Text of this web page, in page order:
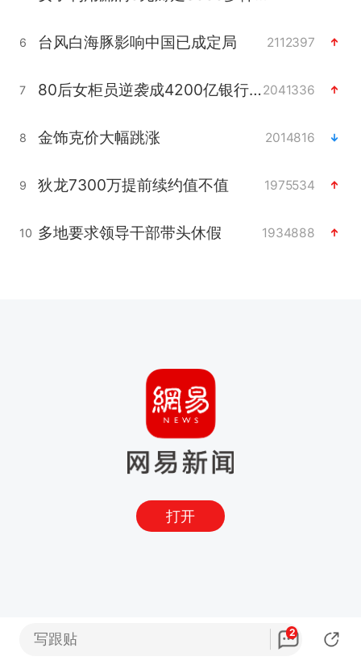
6 台风白海豚影响中国已成定局 2112397
7 80后女柜员逆袭成4200亿银行副行长2041336
8 金饰克价大幅跳涨 2014816
9 狄龙7300万提前续约值不值 1975534
10 多地要求领导干部带头休假 1934888
打开
写跟贴 2